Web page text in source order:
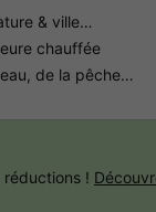
& ville…
chauffée
de la pêche…
!